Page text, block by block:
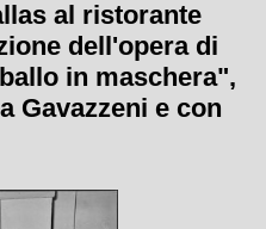
al ristorante
dell'opera di
in maschera",
Gavazzeni e con
la stagione
alla Scala